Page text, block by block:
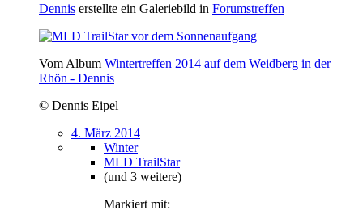
Dennis erstellte ein Galeriebild in Forumstreffen
Vom Album Wintertreffen 2014 auf dem Weidberg in der
Rhön - Dennis
© Dennis Eipel
4. März 2014
Winter
MLD TrailStar
(und 3 weitere)
Markiert mit: